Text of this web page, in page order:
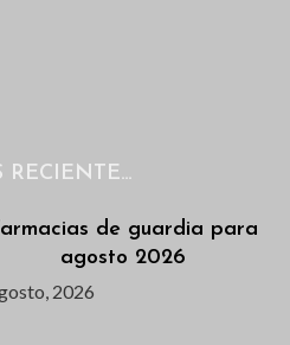
RECIENTE…
de guardia para
agosto 2026
2026